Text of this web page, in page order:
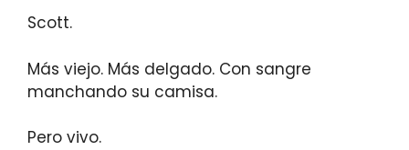
Scott.
Más viejo. Más delgado. Con sangre
manchando su camisa.
Pero vivo.